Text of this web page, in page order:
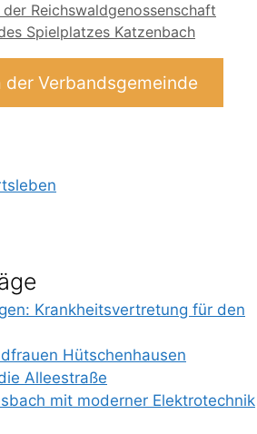
Reichswaldgenossenschaft
Spielplatzes Katzenbach
Verbandsgemeinde
Krankheitsvertretung für den
Hütschenhausen
Alleestraße
mit moderner Elektrotechnik